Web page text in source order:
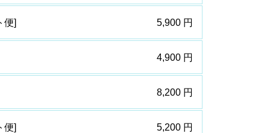
便] 5,900 円
4,900 円
8,200 円
便] 5,200 円